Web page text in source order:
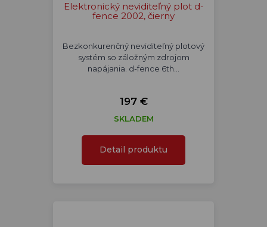
Elektronický neviditeľný plot d-
fence 2002, čierny
Bezkonkurenčný neviditeľný plotový
systém so záložným zdrojom
napájania. d-fence 6th…
197 €
SKLADEM
Detail produktu